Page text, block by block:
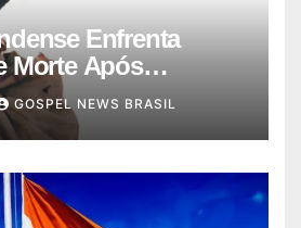
Enfrenta
Morte Após
ao Cr…
GOSPEL NEWS BRASIL